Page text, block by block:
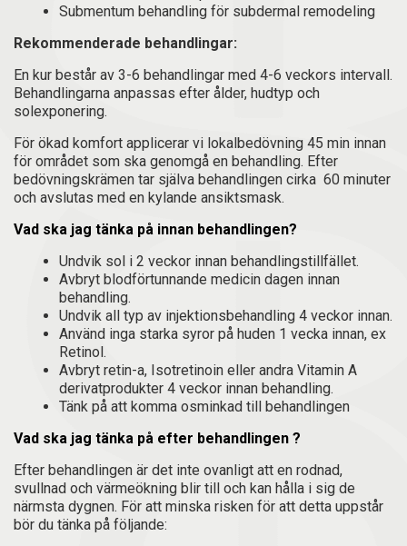
Submentum behandling för subdermal remodeling
Rekommenderade behandlingar:
En kur består av 3-6 behandlingar med 4-6 veckors intervall.
Behandlingarna anpassas efter ålder, hudtyp och
solexponering.
För ökad komfort applicerar vi lokalbedövning 45 min innan
för området som ska genomgå en behandling. Efter
bedövningskrämen tar själva behandlingen cirka 60 minuter
och avslutas med en kylande ansiktsmask.
Vad ska jag tänka på innan behandlingen?
Undvik sol i 2 veckor innan behandlingstillfället.
Avbryt blodförtunnande medicin dagen innan
behandling.
Undvik all typ av injektionsbehandling 4 veckor innan.
Använd inga starka syror på huden 1 vecka innan, ex
Retinol.
Avbryt retin-a, Isotretinoin eller andra Vitamin A
derivatprodukter 4 veckor innan behandling.
Tänk på att komma osminkad till behandlingen
Vad ska jag tänka på efter behandlingen ?
Efter behandlingen är det inte ovanligt att en rodnad,
svullnad och värmeökning blir till och kan hålla i sig de
närmsta dygnen. För att minska risken för att detta uppstår
bör du tänka på följande: